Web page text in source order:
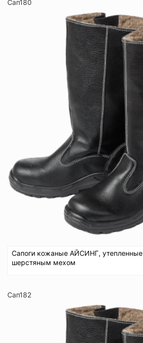
Сап180
Сапоги кожаные АЙСИНГ, утепленные
шерстяным мехом
Сап182